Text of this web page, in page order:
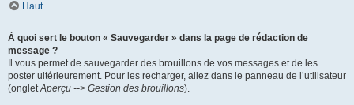
Haut
À quoi sert le bouton « Sauvegarder » dans la page de rédaction de
message ?
Il vous permet de sauvegarder des brouillons de vos messages et de les
poster ultérieurement. Pour les recharger, allez dans le panneau de l’utilisateur
(ongletAperçu --> Gestion des brouillons).